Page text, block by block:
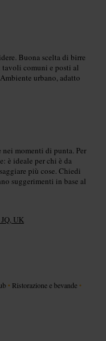
Buona scelta di birre
comuni e posti al
urbano, adatto
nei momenti di punta. Per
è ideale per chi è da
più cose. Chiedi
suggerimenti in base al
UK
• Ristorazione e bevande •